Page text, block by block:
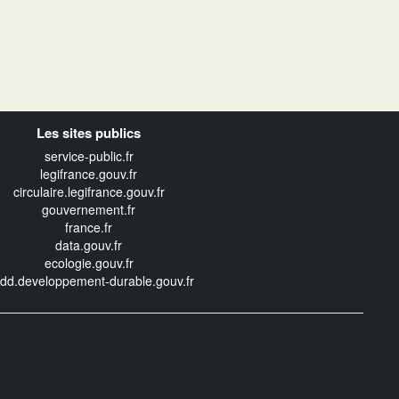
Les sites publics
service-public.fr
legifrance.gouv.fr
circulaire.legifrance.gouv.fr
gouvernement.fr
france.fr
data.gouv.fr
ecologie.gouv.fr
durable.gouv.fr